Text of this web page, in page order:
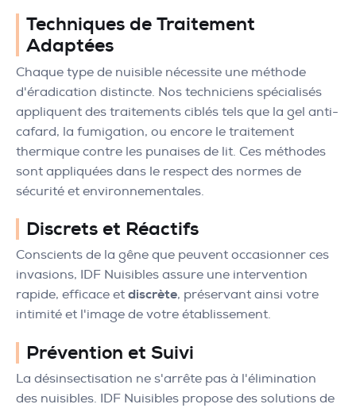
Techniques de Traitement
Adaptées
Chaque type de nuisible nécessite une méthode
d'éradication distincte. Nos techniciens spécialisés
appliquent des traitements ciblés tels que la gel anti-
cafard, la fumigation, ou encore le traitement
thermique contre les punaises de lit. Ces méthodes
sont appliquées dans le respect des normes de
sécurité et environnementales.
Discrets et Réactifs
Conscients de la gêne que peuvent occasionner ces
invasions, IDF Nuisibles assure une intervention
rapide, efficace et discrète, préservant ainsi votre
intimité et l'image de votre établissement.
Prévention et Suivi
La désinsectisation ne s'arrête pas à l'élimination
des nuisibles. IDF Nuisibles propose des solutions de